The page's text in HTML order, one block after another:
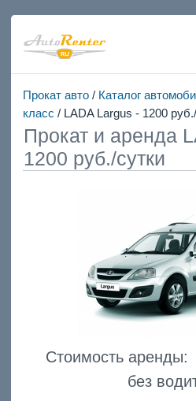
Прокат авто/ Каталог
класс / LADA Largus - 1200
Прокат и аренда
1200 руб./сутки
Стоимость аренды:
без